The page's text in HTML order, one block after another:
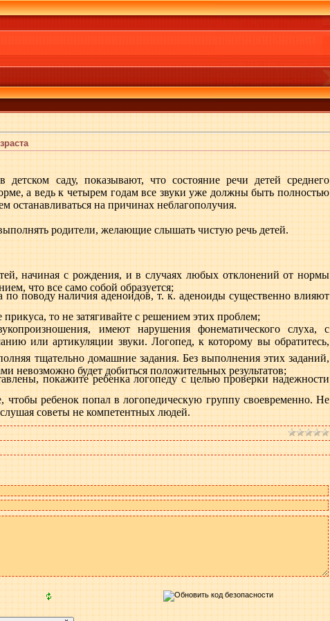
саду, показывают, что состояние речи детей среднего
а ведь к четырем годам все звуки уже должны быть полностью
останавливаться на причинах неблагополучия.
родители, желающие слышать чистую речь детей.
начиная с рождения, и в случаях любых отклонений от нормы
что все само собой образуется;
по поводу наличия аденоидов, т. к. аденоиды существенно влияют
то не затягивайте с решением этих проблем;
имеют нарушения фонематического слуха, с
или артикуляции звуки. Логопед, к которому вы обратитесь,
тщательно домашние задания. Без выполнения этих заданий,
невозможно будет добиться положительных результатов;
покажите ребенка логопеду с целью проверки надежности
чтобы ребенок попал в логопедическую группу своевременно. Не
советы не компетентных людей.